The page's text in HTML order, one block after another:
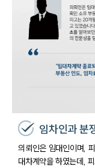
임차인과 분
의뢰인은 임대인이며,
대차계약을 하였는데,